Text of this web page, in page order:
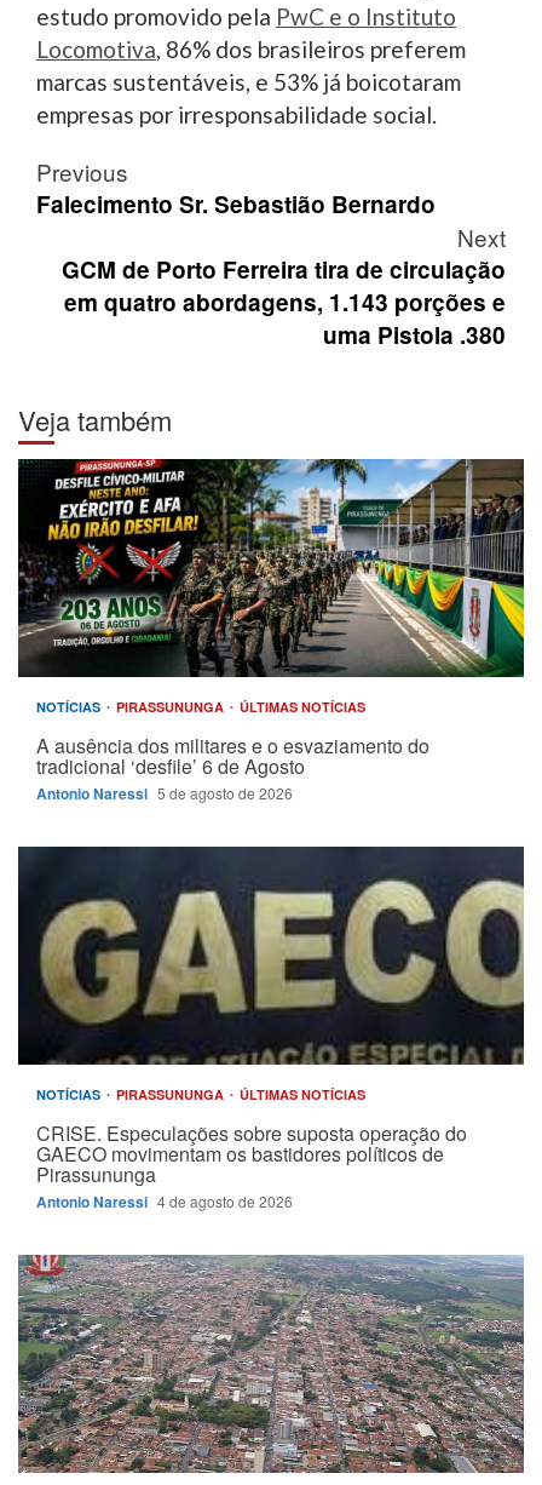
estudo promovido pela PwC e o Instituto
Locomotiva, 86% dos brasileiros preferem
marcas sustentáveis, e 53% já boicotaram
empresas por irresponsabilidade social.
Post
navigation
Previous
Falecimento Sr. Sebastião Bernardo
Next
GCM de Porto Ferreira tira de circulação
em quatro abordagens, 1.143 porções e
uma Pistola .380
Veja também
NOTÍCIAS PIRASSUNUNGA ÚLTIMAS NOTÍCIAS
A ausência dos militares e o esvaziamento do
tradicional ‘desfile’ 6 de Agosto
Antonio Naressi 5 de agosto de 2026
NOTÍCIAS PIRASSUNUNGA ÚLTIMAS NOTÍCIAS
CRISE. Especulações sobre suposta operação do
GAECO movimentam os bastidores políticos de
Pirassununga
Antonio Naressi 4 de agosto de 2026